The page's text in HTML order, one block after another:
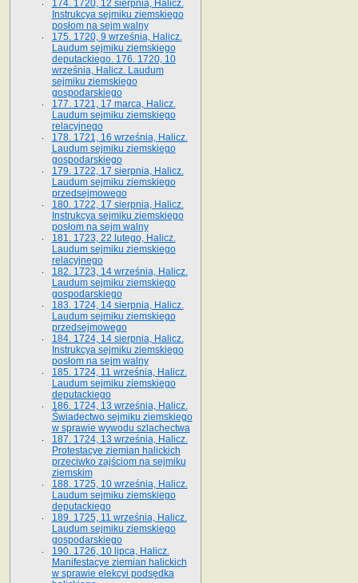
174. 1720, 12 sierpnia, Halicz.
Instrukcya sejmiku ziemskiego
posłom na sejm walny
175. 1720, 9 września, Halicz.
Laudum sejmiku ziemskiego
deputackiego. 176. 1720, 10
września, Halicz. Laudum
sejmiku ziemskiego
gospodarskiego
177. 1721, 17 marca, Halicz.
Laudum sejmiku ziemskiego
relacyjnego
178. 1721, 16 września, Halicz.
Laudum sejmiku ziemskiego
gospodarskiego
179. 1722, 17 sierpnia, Halicz.
Laudum sejmiku ziemskiego
przedsejmowego
180. 1722, 17 sierpnia, Halicz.
Instrukcya sejmiku ziemskiego
posłom na sejm walny
181. 1723, 22 lutego, Halicz.
Laudum sejmiku ziemskiego
relacyjnego
182. 1723, 14 września, Halicz.
Laudum sejmiku ziemskiego
gospodarskiego
183. 1724, 14 sierpnia, Halicz.
Laudum sejmiku ziemskiego
przedsejmowego
184. 1724, 14 sierpnia, Halicz.
Instrukcya sejmiku ziemskiego
posłom na sejm walny
185. 1724, 11 września, Halicz.
Laudum sejmiku ziemskiego
deputackiego
186. 1724, 13 września, Halicz.
Świadectwo sejmiku ziemskiego
w sprawie wywodu szlachectwa
187. 1724, 13 września, Halicz.
Protestacye ziemian halickich
przeciwko zajściom na sejmiku
ziemskim
188. 1725, 10 września, Halicz.
Laudum sejmiku ziemskiego
deputackiego
189. 1725, 11 września, Halicz.
Laudum sejmiku ziemskiego
gospodarskiego
190. 1726, 10 lipca, Halicz.
Manifestacye ziemian halickich
w sprawie elekcyi podsędka